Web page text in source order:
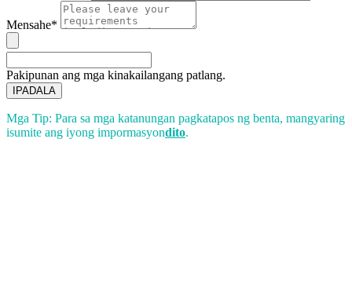
Mensahe*
Pakipunan ang mga kinakailangang patlang.
IPADALA
Mga Tip: Para sa mga katanungan pagkatapos ng benta, mangyaring
isumite ang iyong impormasyondito.